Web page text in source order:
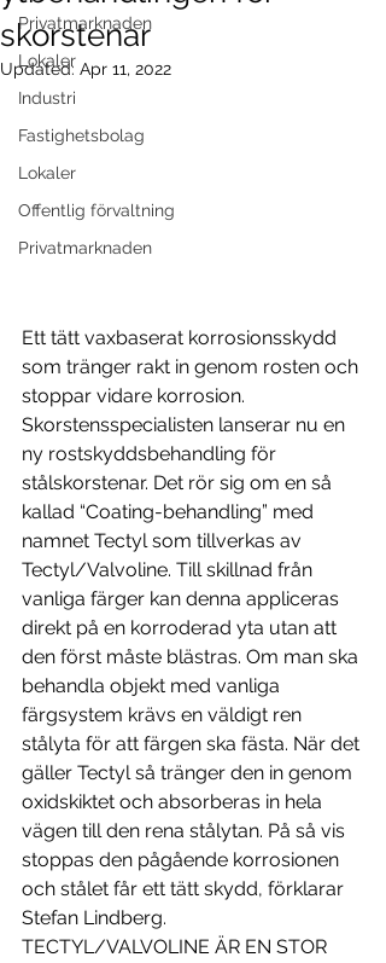
Privatmarknaden
Lokaler
Industri
Fastighetsbolag
Lokaler
Offentlig förvaltning
Privatmarknaden
skorstenar
Updated: Apr 11, 2022
Ett tätt vaxbaserat korrosionsskydd
som tränger rakt in genom rosten och
stoppar vidare korrosion.
Skorstensspecialisten lanserar nu en
ny rostskyddsbehandling för
stålskorstenar. Det rör sig om en så
kallad “Coating-behandling” med
namnet Tectyl som tillverkas av
Tectyl/Valvoline. Till skillnad från
vanliga färger kan denna appliceras
direkt på en korroderad yta utan att
den först måste blästras. Om man ska
behandla objekt med vanliga
färgsystem krävs en väldigt ren
stålyta för att färgen ska fästa. När det
gäller Tectyl så tränger den in genom
oxidskiktet och absorberas in hela
vägen till den rena stålytan. På så vis
stoppas den pågående korrosionen
och stålet får ett tätt skydd, förklarar
Stefan Lindberg.
TECTYL/VALVOLINE ÄR EN STOR